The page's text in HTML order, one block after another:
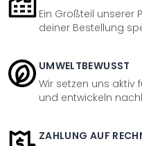
Ein Großteil unserer
deiner Bestellung
UMWELTBEWUSST
Wir setzen uns aktiv
und entwickeln
ZAHLUNG AUF